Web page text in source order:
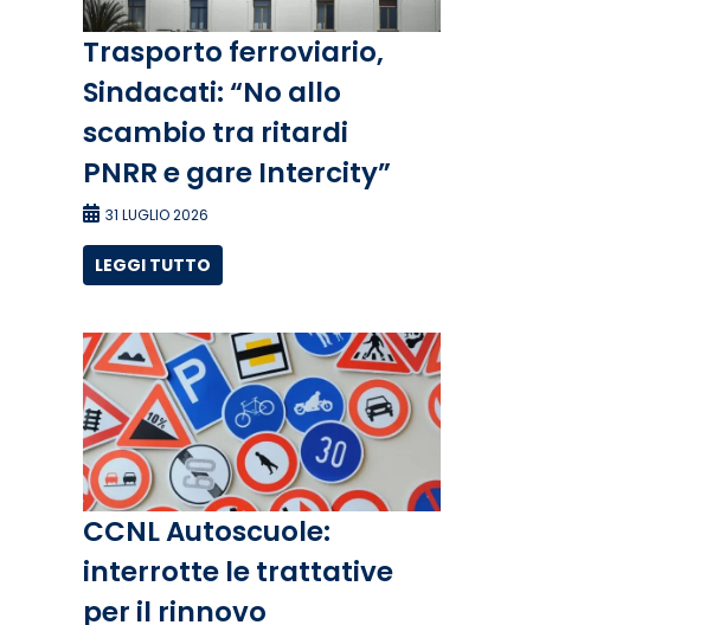
Trasporto ferroviario,
Sindacati: “No allo
scambio tra ritardi
PNRR e gare Intercity”
31 LUGLIO 2026
LEGGI TUTTO
CCNL Autoscuole:
interrotte le trattative
per il rinnovo